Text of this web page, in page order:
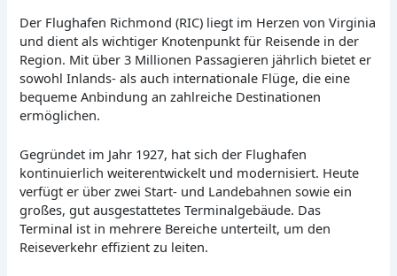
Der Flughafen Richmond (RIC) liegt im Herzen von Virginia
und dient als wichtiger Knotenpunkt für Reisende in der
Region. Mit über 3 Millionen Passagieren jährlich bietet er
sowohl Inlands- als auch internationale Flüge, die eine
bequeme Anbindung an zahlreiche Destinationen
ermöglichen.
Gegründet im Jahr 1927, hat sich der Flughafen
kontinuierlich weiterentwickelt und modernisiert. Heute
verfügt er über zwei Start- und Landebahnen sowie ein
großes, gut ausgestattetes Terminalgebäude. Das
Terminal ist in mehrere Bereiche unterteilt, um den
Reiseverkehr effizient zu leiten.